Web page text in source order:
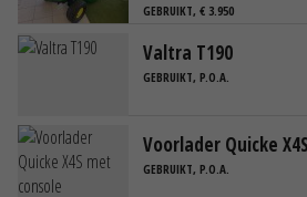
GEBRUIKT, € 3.950
Valtra T190
GEBRUIKT, P.O.A.
Voorlader Quicke
GEBRUIKT, P.O.A.